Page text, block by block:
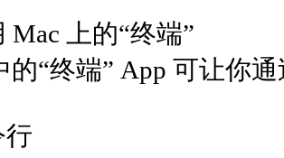
Mac 上的“终端”
的“终端” App 可让你
行